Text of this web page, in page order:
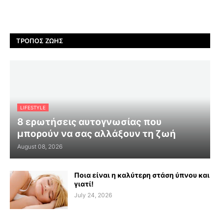
ΤΡΌΠΟΣ ΖΩΉΣ
LIFESTYLE
8 ερωτήσεις αυτογνωσίας που
μπορούν να σας αλλάξουν τη ζωή
August 08, 2026
Ποια είναι η καλύτερη στάση ύπνου και
γιατί!
July 24, 2026